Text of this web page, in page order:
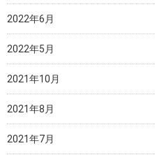
2022年6月
2022年5月
2021年10月
2021年8月
2021年7月